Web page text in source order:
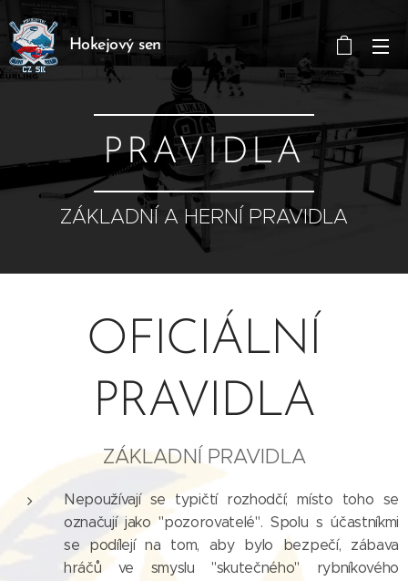
Hokejový sen
PRAVIDLA
ZÁKLADNÍ A HERNÍ PRAVIDLA
OFICIÁLNÍ
PRAVIDLA
ZÁKLADNÍ PRAVIDLA
Nepoužívají se typičtí rozhodčí; místo toho se
označují jako "pozorovatelé". Spolu s účastníkmi
se podílejí na tom, aby bylo bezpečí, zábava
hráčů ve smyslu "skutečného" rybníkového